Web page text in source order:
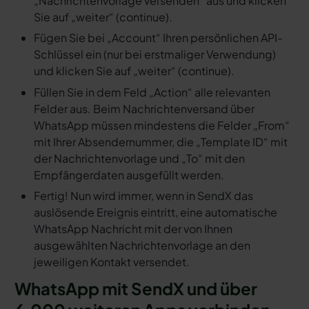
Sie auf „weiter“ (continue).
Fügen Sie bei „Account“ Ihren persönlichen API-
Schlüssel ein (nur bei erstmaliger Verwendung)
und klicken Sie auf „weiter“ (continue).
Füllen Sie in dem Feld „Action“ alle relevanten
Felder aus. Beim Nachrichtenversand über
WhatsApp müssen mindestens die Felder „From“
mit Ihrer Absendernummer, die „Template ID“ mit
der Nachrichtenvorlage und „To“ mit den
Empfängerdaten ausgefüllt werden.
Fertig! Nun wird immer, wenn in SendX das
auslösende Ereignis eintritt, eine automatische
WhatsApp Nachricht mit der von Ihnen
ausgewählten Nachrichtenvorlage an den
jeweiligen Kontakt versendet.
WhatsApp mit SendX und über